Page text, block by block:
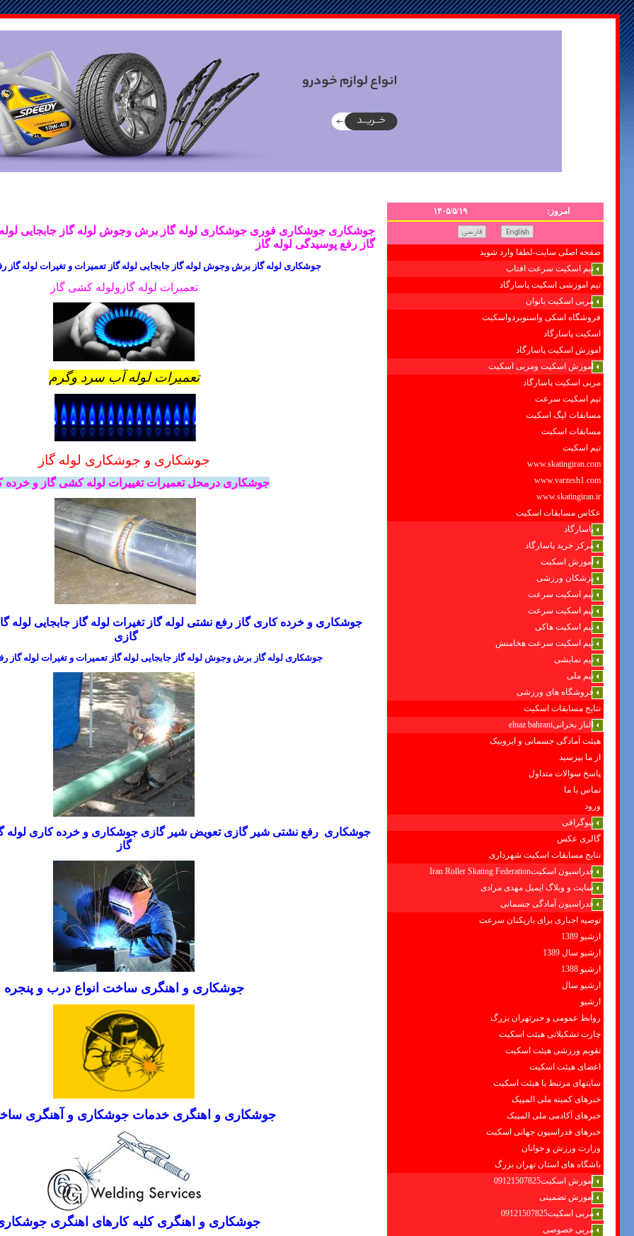
امروز: ۱۴۰۵/۵/۱۹
صفحه اصلی سایت-لطفا وارد شوید
تیم اسکیت سرعت افتاب
تیم اموزشی اسکیت پاسارگاد
مربی اسکیت بانوان
فروشگاه اسکی واسنوبردواسکیت
اسکیت پاسارگاد
اموزش اسکیت پاسارگاد
اموزش اسکیت ومربی اسکیت
مربی اسکیت پاسارگاد
تیم اسکیت سرعت
مسابقات لیگ اسکیت
مسابقات اسکیت
تیم اسکیت
www.skatingiran.com
www.varzesh1.com
www.skatingiran.ir
عکاس مسابقات اسکیت
پاسارگاد
مرکز خرید پاسارگاد
آموزش اسکیت
پزشکان ورزشی
تیم اسکیت سرعت
تیم اسکیت سرعت
تیم اسکیت هاکی
تیم اسکیت سرعت هخامنش
تیم نمایشی
تیم ملی
فروشگاه های ورزشی
نتایج مسابقات اسکیت
الناز بحرانیelnaz bahrani
هیئت آمادگی جسمانی و ایروبیک
از ما بپرسید
پاسخ سوالات متداول
تماس با ما
ورود
بیوگرافی
گالری عکس
نتایج مسابقات اسکیت شهرداری
فدراسیون اسکیتIran Roller Skating Federation
سایت و وبلاگ ایمیل مهدی مرادی
فدراسیون آمادگی جسمانی
توصیه اجباری برای بازیکنان سرعت
ارشیو 1389
ارشیو سال 1389
ارشیو 1388
ارشیو سال
ارشیو
روابط عمومی و خبرتهران بزرگ
چارت تشکیلاتی هیئت اسکیت
تقویم ورزشی هیئت اسکیت
اعضای هیئت اسکیت
سایتهای مرتبط با هیئت اسکیت
خبرهای کمیته ملی المپیک
خبرهای آکادمی ملی المپیک
خبرهای فدراسیون جهانی اسکیت
وزارت ورزش و جوانان
باشگاه های استان تهران بزرگ
آموزش اسکیت09121507825
آموزش تضمینی
مربی اسکیت09121507825
مربی خصوصی
جوشکاری جوشکاری فوری جوشکاری لوله گاز برش وجوش لوله گاز جابجایی لوله
گاز رفع پوسیدگی لوله گاز
جوشکاری لوله گاز برش وجوش لوله گاز جابجایی لوله گاز تعمیرات و تغیرات لوله گاز
تعمیرات لوله گازولوله کشی گاز
تعمیرات لوله آب سرد وگرم
جوشکاری و جوشکاری لوله گاز
جوشکاری درمحل تعمیرات تغییرات لوله کشی گاز و خرده
جوشکاری و خرده کاری گاز رفع نشتی لوله گاز تغیرات لوله گاز جابجایی لوله
گازی
جوشکاری لوله گاز برش وجوش لوله گاز جابجایی لوله گاز تعمیرات و تغیرات لوله گاز
جوشکاری رفع نشتی شیر گازی تعویض شیر گازی جوشکاری و خرده کاری لوله
گاز
جوشکاری و اهنگری ساخت انواع درب و پنجره
جوشکاری و اهنگری خدمات جوشکاری و آهنگری
جوشکاری و اهنگری کلیه کارهای اهنگری